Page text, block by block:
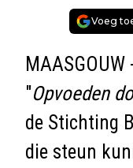
Voeg
"Opvoeden
de Stichting
die steun